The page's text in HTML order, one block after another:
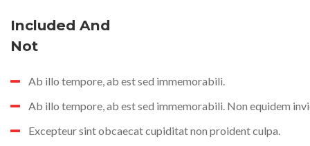
Included And
Not
Ab illo tempore, ab est sed immemorabili.
Ab illo tempore, ab est sed immemorabili. Non equidem
Excepteur sint obcaecat cupiditat non proident culpa.